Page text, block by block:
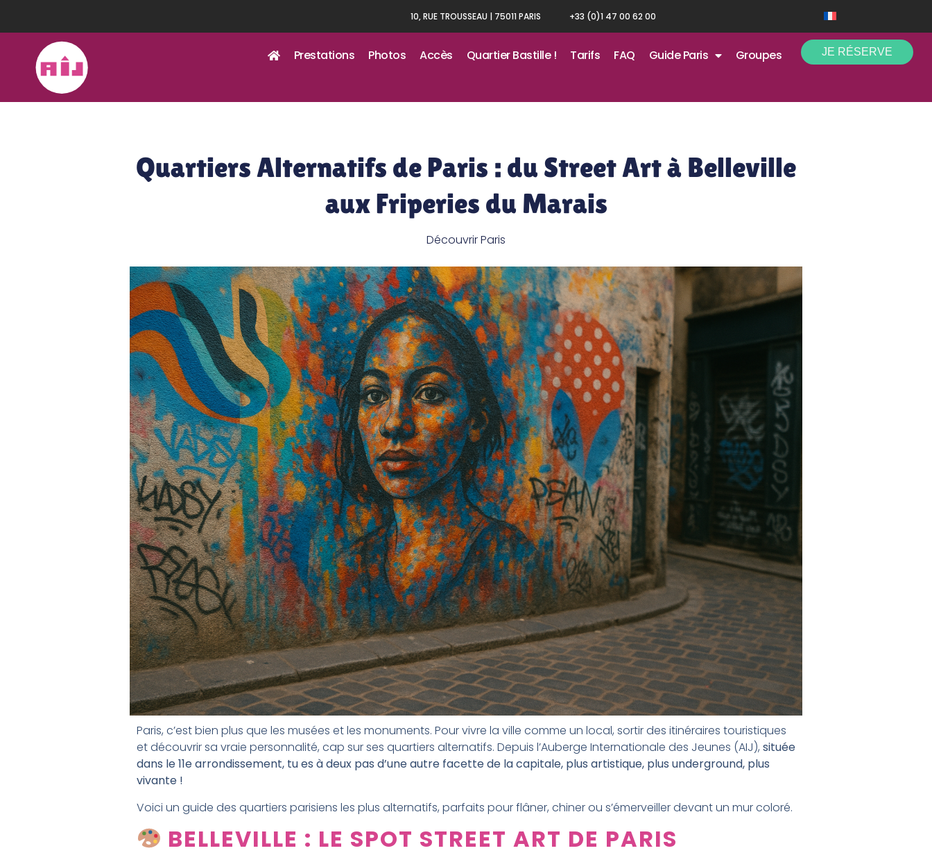
10, RUE TROUSSEAU | 75011 PARIS +33 (0)1 47 00 62 00
Prestations Photos Accès Quartier Bastille ! Tarifs FAQ Guide Paris Groupes JE RÉSERVE
Quartiers Alternatifs de Paris : du Street Art à Belleville
aux Friperies du Marais
Découvrir Paris
Paris, c’est bien plus que les musées et les monuments. Pour vivre la ville comme un local, sortir des itinéraires touristiques
et découvrir sa vraie personnalité, cap sur ses quartiers alternatifs. Depuis l’Auberge Internationale des Jeunes (AIJ), située
dans le 11e arrondissement, tu es à deux pas d’une autre facette de la capitale, plus artistique, plus underground, plus
vivante !
Voici un guide des quartiers parisiens les plus alternatifs, parfaits pour flâner, chiner ou s’émerveiller devant un mur coloré.
BELLEVILLE : LE SPOT STREET ART DE PARIS